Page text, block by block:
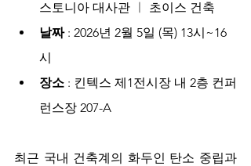
스토니아 대사관 ㅣ 초이스 건축
날짜 : 2026년 2월 5일 (목) 13시~16
시
장소 : 킨텍스 제1전시장 내 2층 컨퍼
런스장 207-A
최근 국내 건축계의 화두인 탄소 중립과